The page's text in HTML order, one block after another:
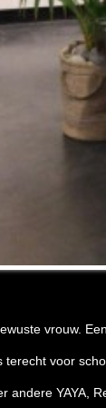
vrouw.
terecht voor
andere YAYA,